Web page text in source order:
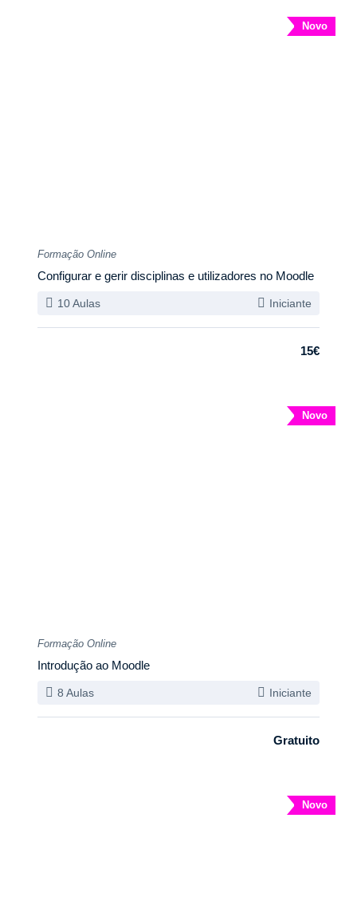
Novo
Formação Online
Configurar e gerir disciplinas e utilizadores no Moodle
10 Aulas Iniciante
15€
Novo
Formação Online
Introdução ao Moodle
8 Aulas Iniciante
Gratuito
Novo